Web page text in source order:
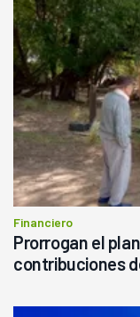
Financiero
Prorrogan el
contribuciones